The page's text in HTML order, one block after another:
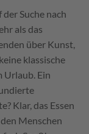
Suche nach
als das
über Kunst,
klassische
Urlaub. Ein
Klar, das Essen
Menschen